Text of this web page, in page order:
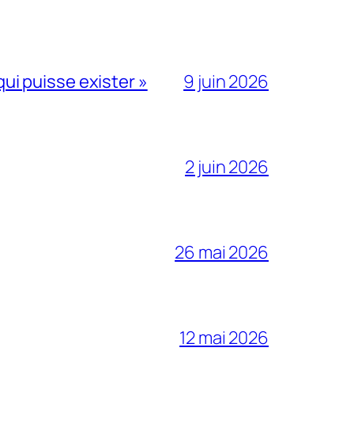
puisse exister » 9 juin 2026
2 juin 2026
26 mai 2026
12 mai 2026